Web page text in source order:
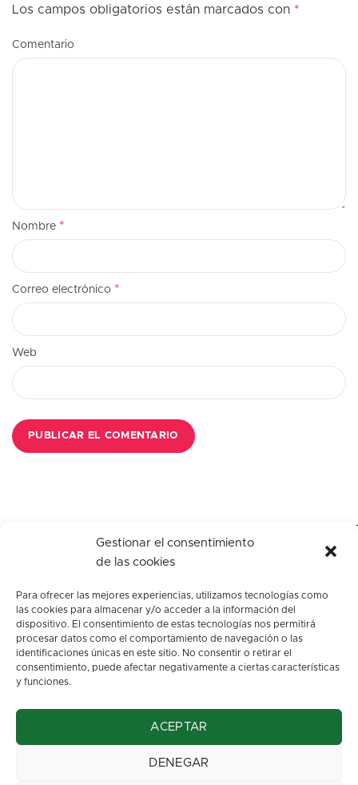
Gestionar el consentimiento
de las cookies
Para ofrecer las mejores experiencias, utilizamos tecnologías como
las cookies para almacenar y/o acceder a la información del
dispositivo. El consentimiento de estas tecnologías nos permitirá
procesar datos como el comportamiento de navegación o las
identificaciones únicas en este sitio. No consentir o retirar el
consentimiento, puede afectar negativamente a ciertas características
y funciones.
ACEPTAR
DENEGAR
Los campos obligatorios están marcados con *
Comentario
Nombre *
Correo electrónico *
Web
c/ Los arenales, s/n.
Oviedo. Asturias
info@floresbegona.es
Teléfono: 985 22 45 63